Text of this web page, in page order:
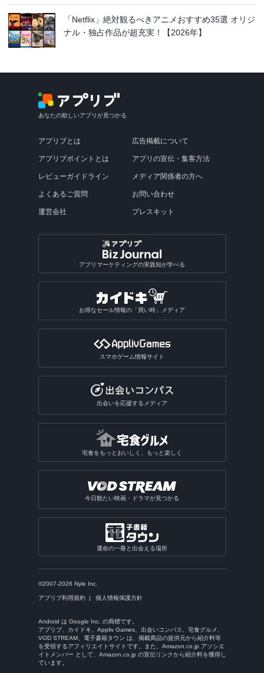
「Netflix」絶対観るべきアニメおすすめ35選 オリジ
ナル・独占作品が超充実！【2026年】
あなたの欲しいアプリが見つかる
アプリブとは
アプリブポイントとは
レビューガイドライン
よくあるご質問
運営会社
広告掲載について
アプリの宣伝・集客方法
メディア関係者の方へ
お問い合わせ
プレスキット
アプリマーケティングの実践知が学べる
お得なセール情報の「買い時」メディア
スマホゲーム情報サイト
出会いを応援するメディア
宅食をもっとおいしく、もっと楽しく
今日観たい映画・ドラマが見つかる
運命の一冊と出会える場所
©2007-2026 Nyle Inc.
アプリブ利用規約 個人情報保護方針
Android は Google Inc. の商標です。
アプリブ、カイドキ、Appliv Games、出会いコンパス、宅食グルメ、
VOD STREAM、電子書籍タウン は、掲載商品の提供元から紹介料等
を受領するアフィリエイトサイトです。また、Amazon.co.jp アソシエ
イトメンバー として、Amazon.co.jp の宣伝リンクから紹介料を獲得し
ています。